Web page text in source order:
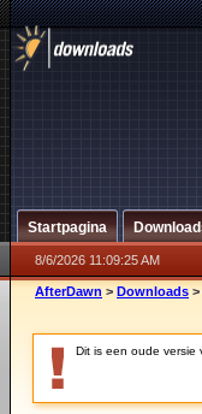
Startpagina
8/6/2026 11:09:25 AM
AfterDawn > Downloads >
Dit is een oude versie